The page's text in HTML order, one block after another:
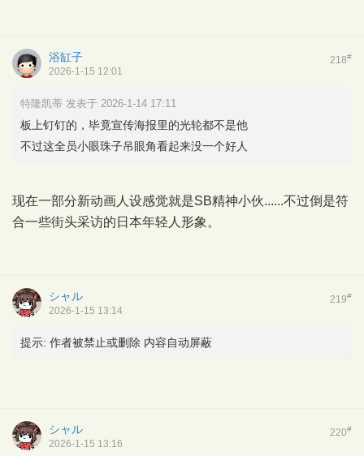
218#
浴缸子
2026-1-15 12:01
特隆凯蒂 发表于 2026-1-14 17:11
板上钉钉的，毕竟宣传海报里的光轮都不是他
不过这全员小眼珠子吊眼角看起来没一个好人
现在一部分新动画人设感觉就是SB精神小伙......不过倒是符
合一些街头采访的日本年轻人形象。
219#
シャル
2026-1-15 13:14
提示: 作者被禁止或删除 内容自动屏蔽
220#
シャル
2026-1-15 13:16